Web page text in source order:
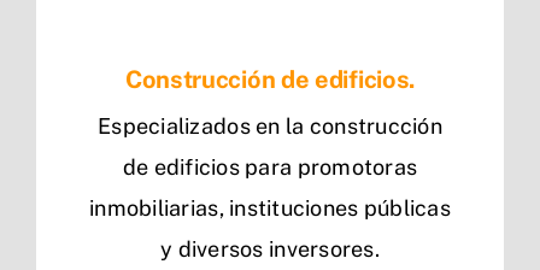
Construcción de edificios.
Especializados en la construcción
de edificios para promotoras
inmobiliarias, instituciones públicas
y diversos inversores.